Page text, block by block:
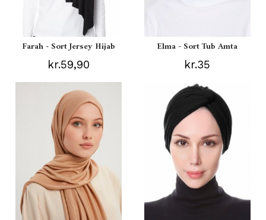
Farah - Sort Jersey Hijab
kr.59,90
Elma - Sort Tub Amta
kr.35